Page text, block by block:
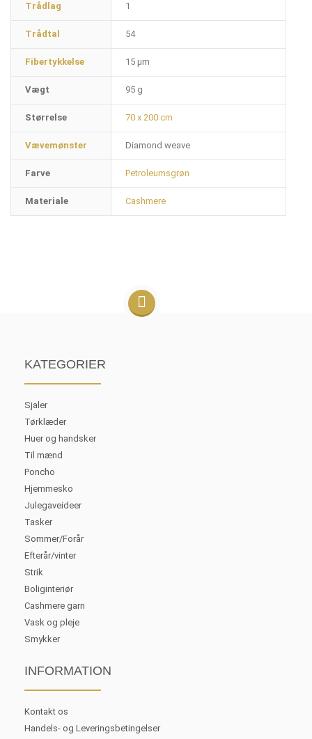
Trådlag 1
Trådtal 54
Fibertykkelse 15 µm
Vægt 95 g
Størrelse 70 x 200 cm
Vævemønster Diamond weave
Farve Petroleumsgrøn
Materiale Cashmere
KATEGORIER
Sjaler
Tørklæder
Huer og handsker
Til mænd
Poncho
Hjemmesko
Julegaveideer
Tasker
Sommer/Forår
Efterår/vinter
Strik
Boliginteriør
Cashmere garn
Vask og pleje
Smykker
INFORMATION
Kontakt os
Handels- og Leveringsbetingelser